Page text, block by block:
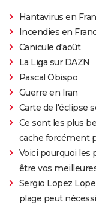
Hantavirus en
Incendies en
Canicule d'août
La Liga sur DAZN
Pascal Obispo
Guerre en Iran
Carte de l'éclipse
Ce sont les plus
cache forcément
Voici pourquoi les
être vos
Sergio Lopez
plage peut